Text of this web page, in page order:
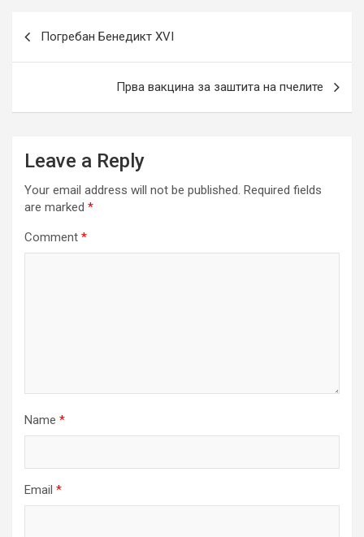
navigation
Погребан Бенедикт XVI
Прва вакцина за заштита на пчелите
Leave a Reply
Your email address will not be published. Required fields
are marked *
Comment *
Name *
Email *